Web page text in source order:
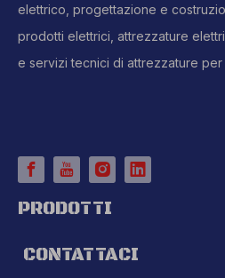
elettrico, progettazione e
prodotti elettrici, attrezzature
e servizi tecnici di attrezzature
PRODOTTI
CONTATTACI